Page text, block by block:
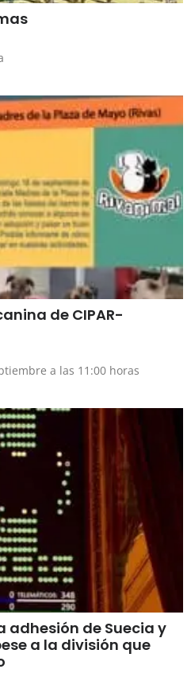
de CIPAR-
a las 11:00 horas
adhesión de Suecia y
a la división que